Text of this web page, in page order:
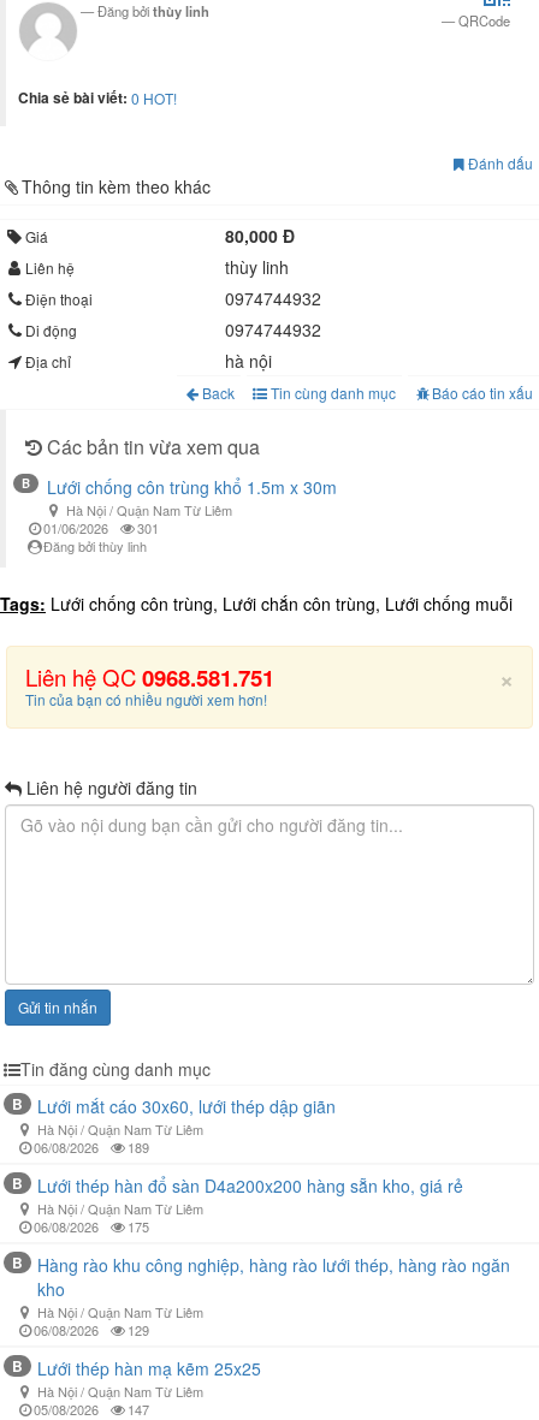
QRCode
Đăng bởithùy linh
Chia sẻ bài viết: 0 HOT!
Đánh dấu
Thông tin kèm theo khác
Giá 80,000 Đ
Liên hệ thùy linh
Điện thoại 0974744932
Di động 0974744932
Địa chỉ hà nội
Back Tin cùng danh mục Báo cáo tin xấu
Các bản tin vừa xem qua
B Lưới chống côn trùng khổ 1.5m x 30m
Hà Nội / Quận Nam Từ Liêm
01/06/2026
301
Đăng bởi thùy linh
Tags: Lưới chống côn trùng, Lưới chắn côn trùng, Lưới chống muỗi
×
Liên hệ QC0968.581.751
Tin của bạn có nhiều người xem hơn!
Liên hệ người đăng tin
Gửi tin nhắn
Tin đăng cùng danh mục
B Lưới mắt cáo 30x60, lưới thép dập giãn
Hà Nội / Quận Nam Từ Liêm
06/08/2026
189
B Lưới thép hàn đổ sàn D4a200x200 hàng sẵn kho, giá rẻ
Hà Nội / Quận Nam Từ Liêm
06/08/2026
175
B
Hàng rào khu công nghiệp, hàng rào lưới thép, hàng rào ngăn
kho
Hà Nội / Quận Nam Từ Liêm
06/08/2026
129
B Lưới thép hàn mạ kẽm 25x25
Hà Nội / Quận Nam Từ Liêm
05/08/2026
147